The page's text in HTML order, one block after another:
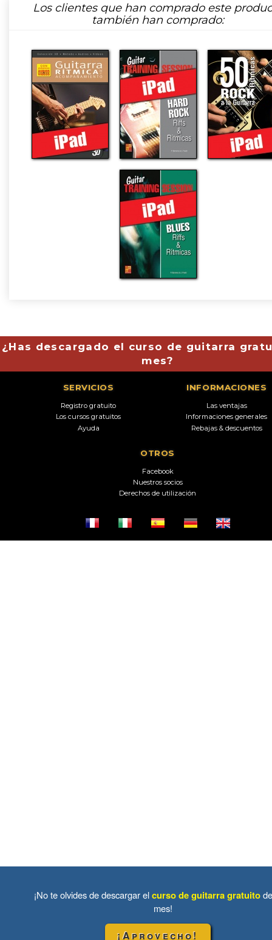
Los clientes que han comprado este
también han comprado:
¿Has descargado el curso de guitarra
mes?
SERVICIOS
Registro gratuito
Los cursos gratuitos
Ayuda
INFORMACIONES
Las ventajas
Informaciones generales
Rebajas & descuentos
OTROS
Facebook
Nuestros socios
Derechos de utilización
¡No te olvides de descargar elcurso de guitarra gratuito
mes!
¡Aprovecho!